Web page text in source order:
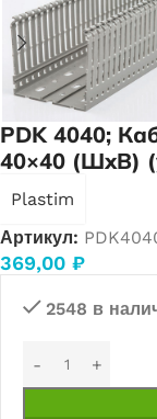
PDK 4040;
40×40 (ШхВ)
Plastim
Артикул:
369,00 ₽
2548 в